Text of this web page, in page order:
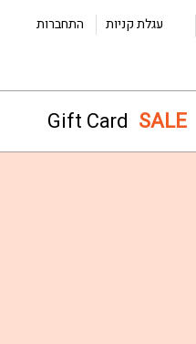
עגלת קניות התחברות
SALE
Gift Card